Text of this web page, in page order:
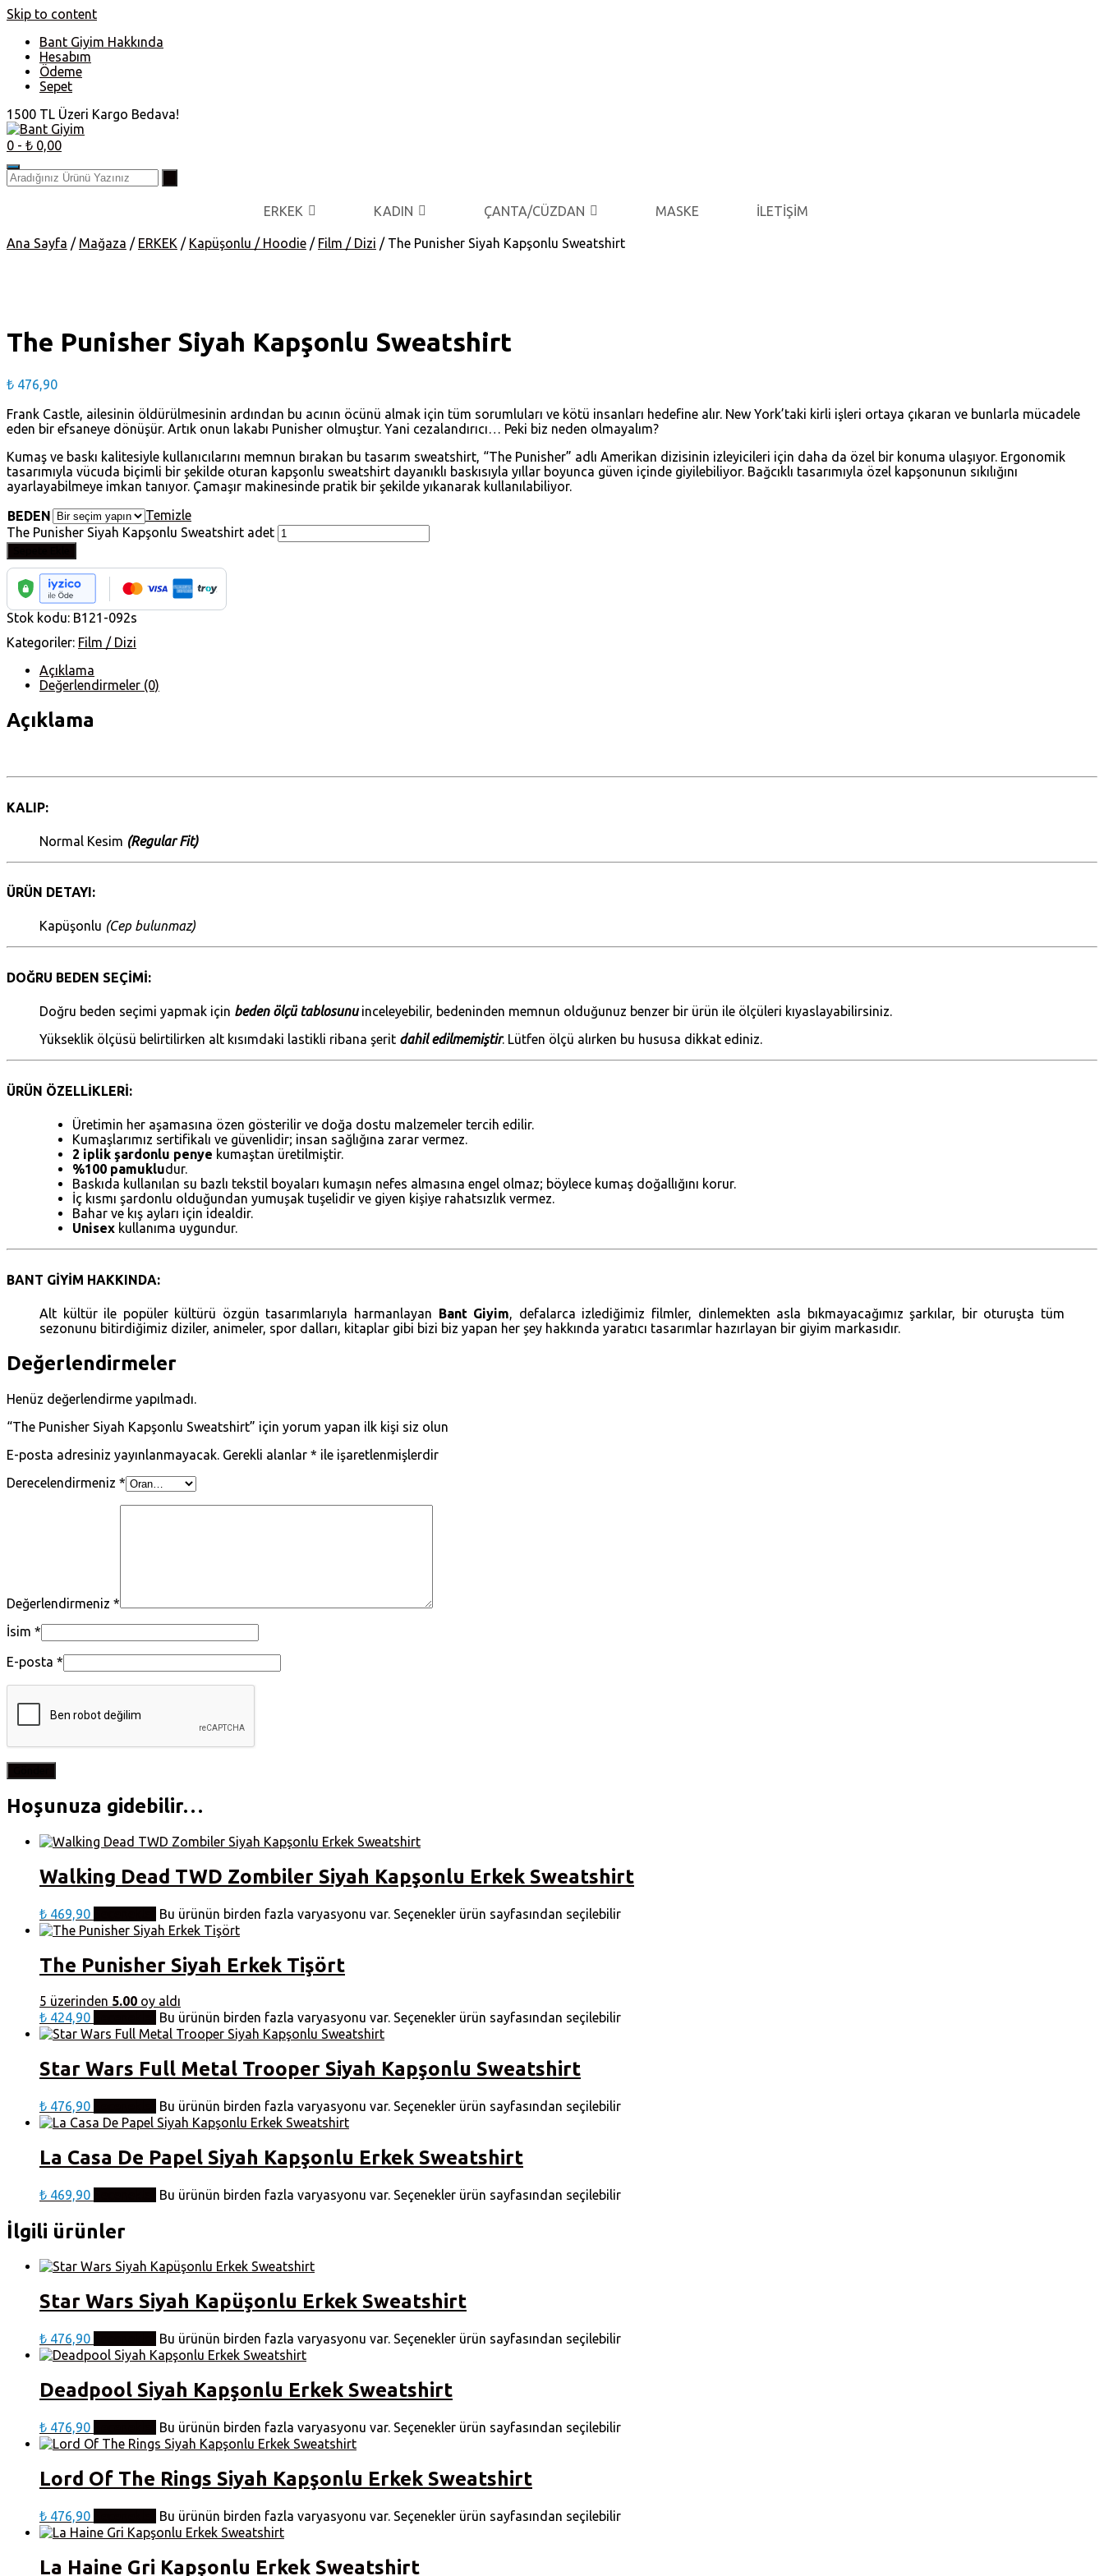
Skip to content
Bant Giyim Hakkında
Hesabım
Ödeme
Sepet
1500 TL Üzeri Kargo Bedava!
0 - ₺ 0,00
ERKEK KADIN ÇANTA/CÜZDAN MASKE İLETİŞİM
Ana Sayfa / Mağaza / ERKEK / Kapüşonlu / Hoodie / Film / Dizi / The Punisher Siyah Kapşonlu Sweatshirt
The Punisher Siyah Kapşonlu Sweatshirt
₺ 476,90
Frank Castle, ailesinin öldürülmesinin ardından bu acının öcünü almak için tüm sorumluları ve kötü insanları hedefine alır. New York’taki kirli işleri ortaya çıkaran ve bunlarla mücadele
eden bir efsaneye dönüşür. Artık onun lakabı Punisher olmuştur. Yani cezalandırıcı… Peki biz neden olmayalım?
Kumaş ve baskı kalitesiyle kullanıcılarını memnun bırakan bu tasarım sweatshirt, “The Punisher” adlı Amerikan dizisinin izleyicileri için daha da özel bir konuma ulaşıyor. Ergonomik
tasarımıyla vücuda biçimli bir şekilde oturan kapşonlu sweatshirt dayanıklı baskısıyla yıllar boyunca güven içinde giyilebiliyor. Bağcıklı tasarımıyla özel kapşonunun sıkılığını
ayarlayabilmeye imkan tanıyor. Çamaşır makinesinde pratik bir şekilde yıkanarak kullanılabiliyor.
BEDEN
Temizle
The Punisher Siyah Kapşonlu Sweatshirt adet
Stok kodu: B121-092s
Kategoriler: Film / Dizi
Açıklama
Değerlendirmeler (0)
Açıklama
KALIP:
Normal Kesim (Regular Fit)
ÜRÜN DETAYI:
Kapüşonlu (Cep bulunmaz)
DOĞRU BEDEN SEÇİMİ:
Doğru beden seçimi yapmak için beden ölçü tablosunuinceleyebilir, bedeninden memnun olduğunuz benzer bir ürün ile ölçüleri kıyaslayabilirsiniz.
Yükseklik ölçüsü belirtilirken alt kısımdaki lastikli ribana şerit dahil edilmemiştir. Lütfen ölçü alırken bu hususa dikkat ediniz.
ÜRÜN ÖZELLİKLERİ:
Üretimin her aşamasına özen gösterilir ve doğa dostu malzemeler tercih edilir.
Kumaşlarımız sertifikalı ve güvenlidir; insan sağlığına zarar vermez.
2 iplik şardonlu penye kumaştan üretilmiştir.
%100 pamukludur.
Baskıda kullanılan su bazlı tekstil boyaları kumaşın nefes almasına engel olmaz; böylece kumaş doğallığını korur.
İç kısmı şardonlu olduğundan yumuşak tuşelidir ve giyen kişiye rahatsızlık vermez.
Bahar ve kış ayları için idealdir.
Unisex kullanıma uygundur.
BANT GİYİM HAKKINDA:
Alt kültür ile popüler kültürü özgün tasarımlarıyla harmanlayan Bant Giyim, defalarca izlediğimiz filmler, dinlemekten asla bıkmayacağımız şarkılar, bir oturuşta tüm
sezonunu bitirdiğimiz diziler, animeler, spor dalları, kitaplar gibi bizi biz yapan her şey hakkında yaratıcı tasarımlar hazırlayan bir giyim markasıdır.
Değerlendirmeler
Henüz değerlendirme yapılmadı.
“The Punisher Siyah Kapşonlu Sweatshirt” için yorum yapan ilk kişi siz olun
E-posta adresiniz yayınlanmayacak. Gerekli alanlar * ile işaretlenmişlerdir
Derecelendirmeniz *
Değerlendirmeniz *
İsim *
E-posta *
Hoşunuza gidebilir…
Walking Dead TWD Zombiler Siyah Kapşonlu Erkek Sweatshirt
₺ 469,90 Bu ürünün birden fazla varyasyonu var. Seçenekler ürün sayfasından seçilebilir
The Punisher Siyah Erkek Tişört
5 üzerinden 5.00 oy aldı
₺ 424,90 Bu ürünün birden fazla varyasyonu var. Seçenekler ürün sayfasından seçilebilir
Star Wars Full Metal Trooper Siyah Kapşonlu Sweatshirt
₺ 476,90 Bu ürünün birden fazla varyasyonu var. Seçenekler ürün sayfasından seçilebilir
La Casa De Papel Siyah Kapşonlu Erkek Sweatshirt
₺ 469,90 Bu ürünün birden fazla varyasyonu var. Seçenekler ürün sayfasından seçilebilir
İlgili ürünler
Star Wars Siyah Kapüşonlu Erkek Sweatshirt
₺ 476,90 Bu ürünün birden fazla varyasyonu var. Seçenekler ürün sayfasından seçilebilir
Deadpool Siyah Kapşonlu Erkek Sweatshirt
₺ 476,90 Bu ürünün birden fazla varyasyonu var. Seçenekler ürün sayfasından seçilebilir
Lord Of The Rings Siyah Kapşonlu Erkek Sweatshirt
₺ 476,90 Bu ürünün birden fazla varyasyonu var. Seçenekler ürün sayfasından seçilebilir
La Haine Gri Kapşonlu Erkek Sweatshirt